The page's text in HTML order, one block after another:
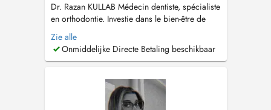
Dr. Razan KULLAB Médecin dentiste, spécialiste
en orthodontie. Investie dans le bien-être de
mes patients, je propose des soins dentaires
spécialisés avec une expertise approfondie en
orthodontie. Mon approche repose sur une
garantissant des traitements ef...
Zie alle
Onmiddelijke Directe Betaling beschikbaar